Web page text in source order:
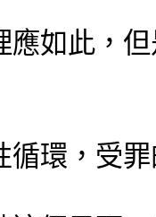
應如此，
循環，受